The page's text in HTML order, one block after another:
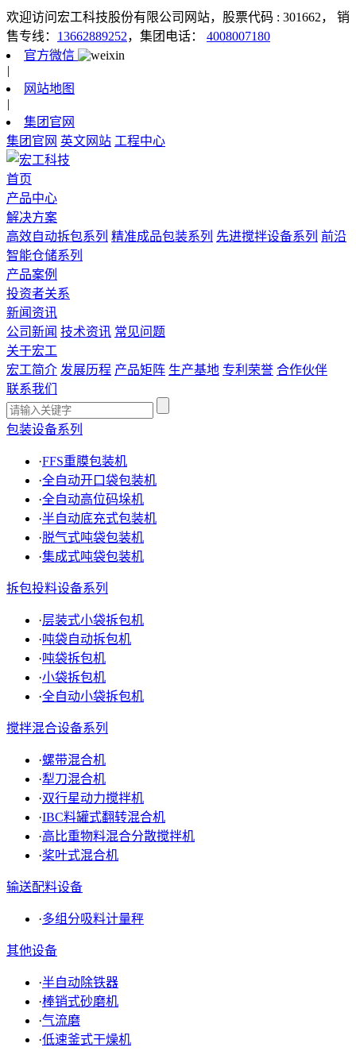
欢迎访问宏工科技股份有限公司网站，股票代码 : 301662，
销
售专线： 13662889252，集团电话： 4008007180
官方微信
|
网站地图
|
集团官网
集团官网 英文网站 工程中心
首页
产品中心
解决方案
高效自动拆包系列 精准成品包装系列 先进搅拌设备系列 前沿
智能仓储系列
产品案例
投资者关系
新闻资讯
公司新闻 技术资讯 常见问题
关于宏工
宏工简介 发展历程 产品矩阵 生产基地 专利荣誉 合作伙伴
联系我们
包装设备系列
·FFS重膜包装机
·全自动开口袋包装机
·全自动高位码垛机
·半自动底充式包装机
·脱气式吨袋包装机
·集成式吨袋包装机
拆包投料设备系列
·层装式小袋拆包机
·吨袋自动拆包机
·吨袋拆包机
·小袋拆包机
·全自动小袋拆包机
搅拌混合设备系列
·螺带混合机
·犁刀混合机
·双行星动力搅拌机
·IBC料罐式翻转混合机
·高比重物料混合分散搅拌机
·桨叶式混合机
输送配料设备
·多组分吸料计量秤
其他设备
·半自动除铁器
·棒销式砂磨机
·气流磨
·低速釜式干燥机